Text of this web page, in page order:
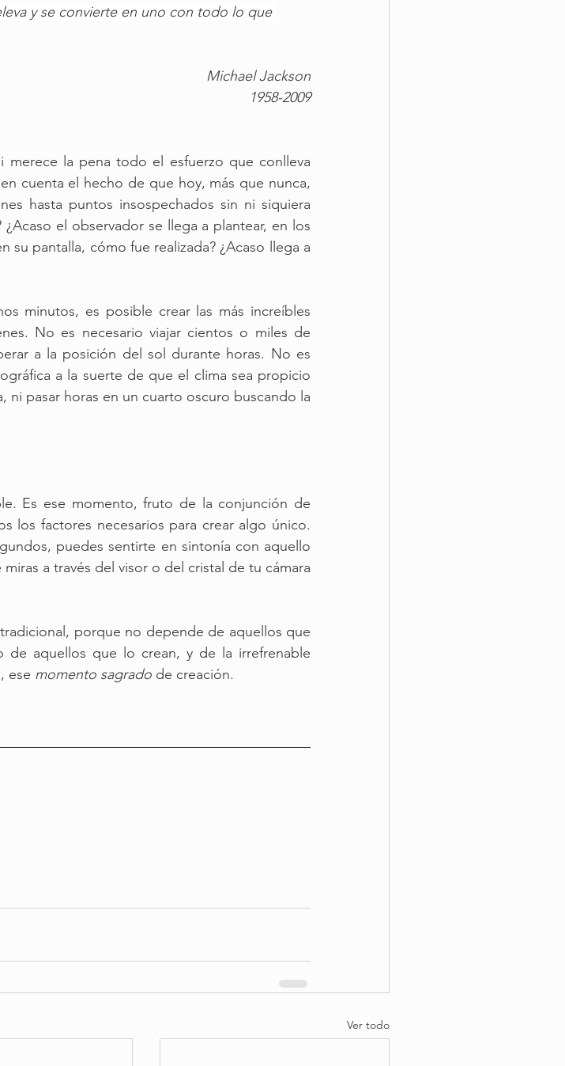
y se convierte en uno con todo lo que
Michael Jackson
1958-2009
la pena todo el esfuerzo que conlleva
cuenta el hecho de que hoy, más que nunca,
hasta puntos insospechados sin ni siquiera
el observador se llega a plantear, en los
su pantalla, cómo fue realizada? ¿Acaso llega a
minutos, es posible crear las más increíbles
No es necesario viajar cientos o miles de
a la posición del sol durante horas. No es
a la suerte de que el clima sea propicio
ni pasar horas en un cuarto oscuro buscando la
Es ese momento, fruto de la conjunción de
los factores necesarios para crear algo único.
puedes sentirte en sintonía con aquello
a través del visor o del cristal de tu cámara
porque no depende de aquellos que
aquellos que lo crean, y de la irrefrenable
ese momento sagrado de creación.
Ver todo